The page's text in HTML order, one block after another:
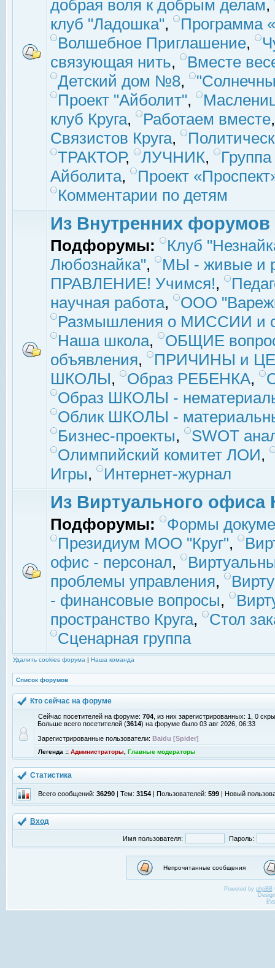
добрая воля к добрым делам,
клуб "Ладошка",
Программа
Волшебное Приглашение,
связующая нить,
Вместе
Детский дом №8,
Проект "Айболит",
клуб Круга, Работаем вместе
Связистов Круга,
ТРАКТОР, ЛУЧНИК,
Айболита,
Проект
Комментарии по детям
Из Внутренних форумов
Подфорумы:
Клуб
Любознайка",
МЫ - живые и
ПРАВЛЕНИЕ! Учимся!,
научная работа,
ООО
Размышления о МИССИИ и
Наша школа,
ОБЩИЕ
объявления,
ПРИЧИНЫ и
ШКОЛЫ, Образ РЕБЕНКА,
Образ ШКОЛЫ -
Облик ШКОЛЫ -
Бизнес-проекты,
SWOT
Олимпийский комитет ЛОИ,
Игры, Интернет-журнал
Из Виртуального офиса
Подфорумы:
Формы
Президиум МОО "Круг",
офис - персонал,
проблемы управления,
- финансовые вопросы,
пространство Круга,
Стол
Сценарная группа
Удалить cookies форума | Наша команда
Список форумов
Кто сейчас на форуме
Сейчас посетителей на форуме: 704 , из них зарегистрированных: 1, 0
Больше всего посетителей (3614) на форуме было 03 авг 2026, 06:33
Зарегистрированные пользователи: Baidu [Spider]
Легенда :: Администраторы Главные модераторы
Статистика
Всего сообщений: 36290 | Тем: 3154 | Пользователей: 599 | Новый
Вход
Имя пользователя: Пароль:
Непрочитанные сообщения
Powered by phpBB